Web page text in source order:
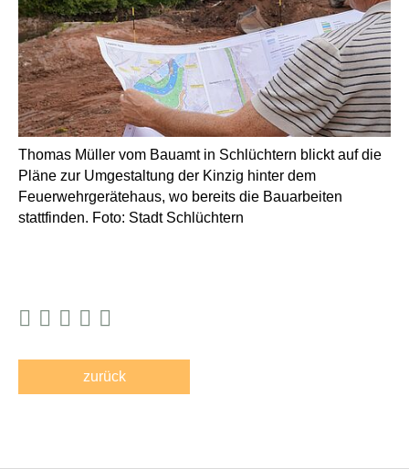
Thomas Müller vom Bauamt in Schlüchtern blickt auf die
Pläne zur Umgestaltung der Kinzig hinter dem
Feuerwehrgerätehaus, wo bereits die Bauarbeiten
stattfinden. Foto: Stadt Schlüchtern
zurück